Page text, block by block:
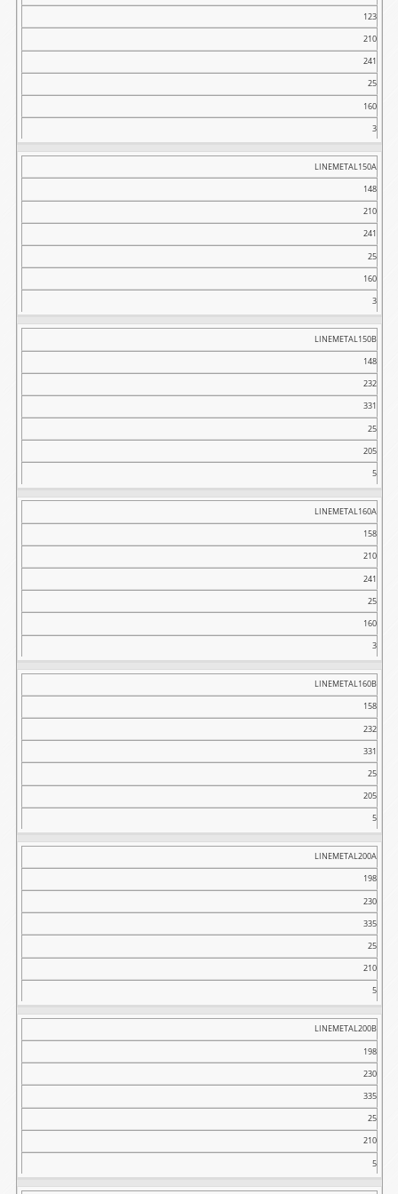
123
210
241
25
160
3
LINEMETAL150A
148
210
241
25
160
3
LINEMETAL150B
148
232
331
25
205
5
LINEMETAL160A
158
210
241
25
160
3
LINEMETAL160B
158
232
331
25
205
5
LINEMETAL200A
198
230
335
25
210
5
LINEMETAL200B
198
230
335
25
210
5